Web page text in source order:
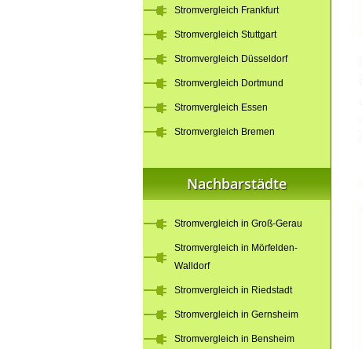
Stromvergleich Frankfurt
Stromvergleich Stuttgart
Stromvergleich Düsseldorf
Stromvergleich Dortmund
Stromvergleich Essen
Stromvergleich Bremen
Nachbarstädte
Stromvergleich in Groß-Gerau
Stromvergleich in Mörfelden-
Walldorf
Stromvergleich in Riedstadt
Stromvergleich in Gernsheim
Stromvergleich in Bensheim